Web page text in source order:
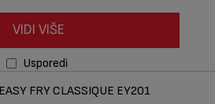
VIDI VIŠE
Usporedi
EASY FRY CLASSIQUE EY201